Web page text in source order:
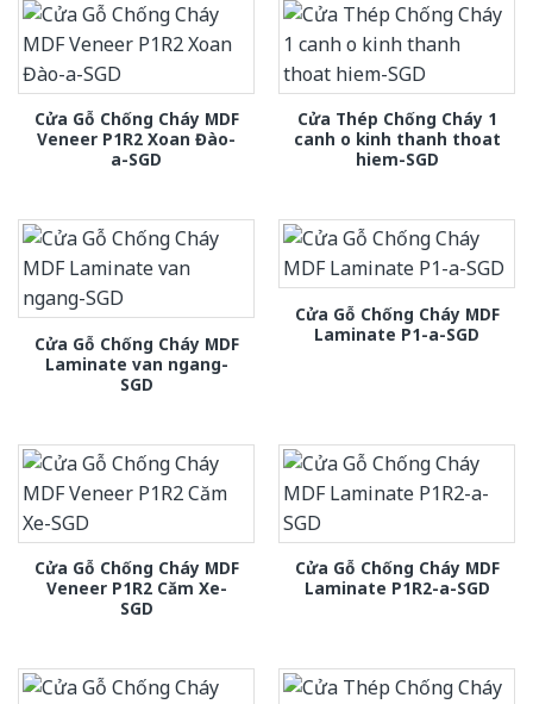
Cửa Gỗ Chống Cháy MDF
Veneer P1R2 Xoan Đào-
a-SGD
Cửa Thép Chống Cháy 1
canh o kinh thanh thoat
hiem-SGD
Cửa Gỗ Chống Cháy MDF
Laminate van ngang-
SGD
Cửa Gỗ Chống Cháy MDF
Laminate P1-a-SGD
Cửa Gỗ Chống Cháy MDF
Veneer P1R2 Căm Xe-
SGD
Cửa Gỗ Chống Cháy MDF
Laminate P1R2-a-SGD